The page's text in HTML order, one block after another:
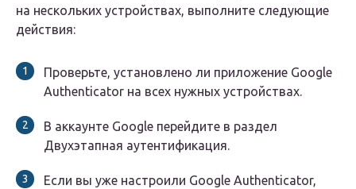
на нескольких устройствах, выполните следующие
действия:
Проверьте, установлено ли приложение Google
Authenticator на всех нужных устройствах.
В аккаунте Google перейдите в раздел
Двухэтапная аутентификация.
Если вы уже настроили Google Authenticator,